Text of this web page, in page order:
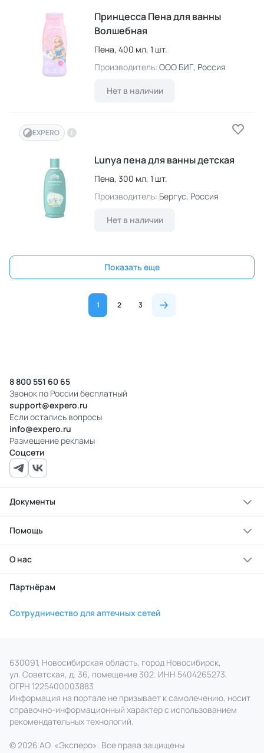
Принцесса Пена для ванны
Волшебная
Пена, 400 мл, 1 шт.
Производитель: ООО БИГ, Россия
Нет в наличии
EXPERO
Lunya пена для ванны детская
Пена, 300 мл, 1 шт.
Производитель: Бергус, Россия
Нет в наличии
Показать еще
1 2 3
8 800 551 60 65
Звонок по России бесплатный
support@expero.ru
Если остались вопросы
info@expero.ru
Размещение рекламы
Соцсети
Документы
Помощь
О нас
Партнёрам
Сотрудничество для аптечных сетей
630091, Новосибирская область, город Новосибирск,
ул. Советская, д. 36, помещение 302. ИНН 5404265273,
ОГРН 1225400003883
Информация на портале не призывает к самолечению, носит
справочно‑информационный характер с использованием
рекомендательных технологий.
© 2026 АО «Эксперо». Все права защищены